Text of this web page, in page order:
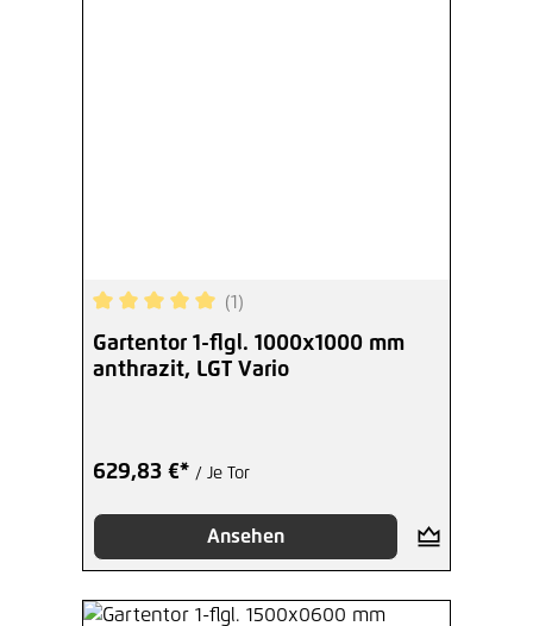
Durchschnittliche Bewertung von 5 von 5
(1)
Gartentor 1-flgl. 1000x1000 mm
anthrazit, LGT Vario
629,83 €* / Je Tor
Ansehen